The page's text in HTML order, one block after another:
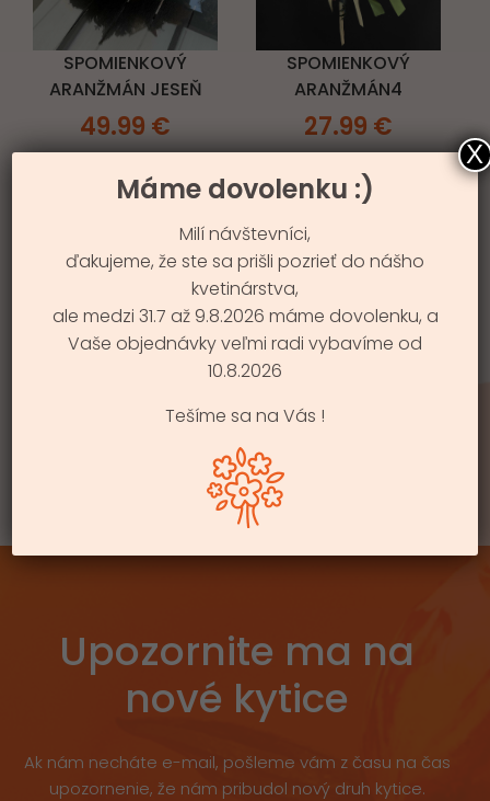
SPOMIENKOVÝ
ARANŽMÁN JESEŇ
49.99 €
SPOMIENKOVÝ
ARANŽMÁN4
27.99 €
UMELÁ IKEBANA
€
Upozornite ma na
nové kytice
Ak nám necháte e-mail, pošleme vám z času na čas
upozornenie, že nám pribudol nový druh kytice.
Máme dovolenku :)
Milí návštevníci,
ďakujeme, že ste sa prišli pozrieť do nášho
kvetinárstva,
ale medzi 31.7 až 9.8.2026 máme dovolenku, a
Vaše objednávky veľmi radi vybavíme od
10.8.2026
Tešíme sa na Vás !
X